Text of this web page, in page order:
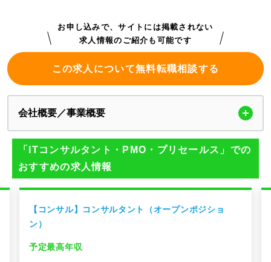
お申し込みで、サイトには掲載されない
求人情報のご紹介も可能です
この求人について無料転職相談する
会社概要／事業概要
「ITコンサルタント・PMO・プリセールス」での
おすすめの求人情報
【コンサル】コンサルタント（オープンポジショ
ン）
予定最高年収